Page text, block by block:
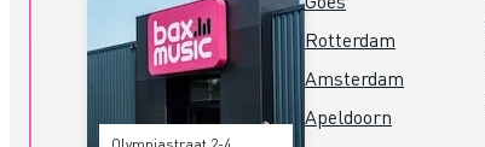
Rotterdam
Amsterdam
Apeldoorn